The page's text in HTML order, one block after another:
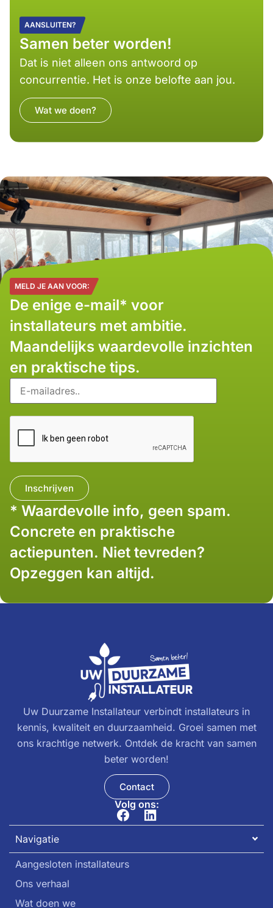
AANSLUITEN?
Samen beter worden!
Dat is niet alleen ons antwoord op
concurrentie. Het is onze belofte aan jou.
Wat we doen?
MELD JE AAN VOOR:
De enige e-mail* voor
installateurs met ambitie.
Maandelijks waardevolle inzichten
en praktische tips.
* Waardevolle info, geen spam.
Concrete en praktische
actiepunten. Niet tevreden?
Opzeggen kan altijd.
Uw Duurzame Installateur verbindt installateurs in
kennis, kwaliteit en duurzaamheid. Groei samen met
ons krachtige netwerk. Ontdek de kracht van samen
beter worden!
Contact
Volg ons:
Navigatie
Aangesloten installateurs
Ons verhaal
Wat doen we